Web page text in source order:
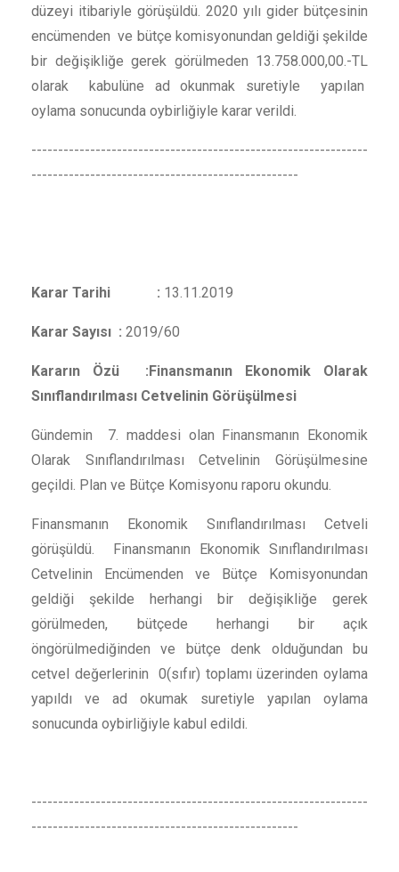
düzeyi itibariyle görüşüldü. 2020 yılı gider bütçesinin
encümenden ve bütçe komisyonundan geldiği şekilde
bir değişikliğe gerek görülmeden 13.758.000,00.-TL
olarak kabulüne ad okunmak suretiyle yapılan
oylama sonucunda oybirliğiyle karar verildi.
---------------------------------------------------------------
--------------------------------------------------
Karar Tarihi : 13.11.2019
Karar Sayısı : 2019/60
Kararın Özü :Finansmanın Ekonomik Olarak
Sınıflandırılması Cetvelinin Görüşülmesi
Gündemin 7. maddesi olan Finansmanın Ekonomik
Olarak Sınıflandırılması Cetvelinin Görüşülmesine
geçildi. Plan ve Bütçe Komisyonu raporu okundu.
Finansmanın Ekonomik Sınıflandırılması Cetveli
görüşüldü. Finansmanın Ekonomik Sınıflandırılması
Cetvelinin Encümenden ve Bütçe Komisyonundan
geldiği şekilde herhangi bir değişikliğe gerek
görülmeden, bütçede herhangi bir açık
öngörülmediğinden ve bütçe denk olduğundan bu
cetvel değerlerinin 0(sıfır) toplamı üzerinden oylama
yapıldı ve ad okumak suretiyle yapılan oylama
sonucunda oybirliğiyle kabul edildi.
---------------------------------------------------------------
--------------------------------------------------